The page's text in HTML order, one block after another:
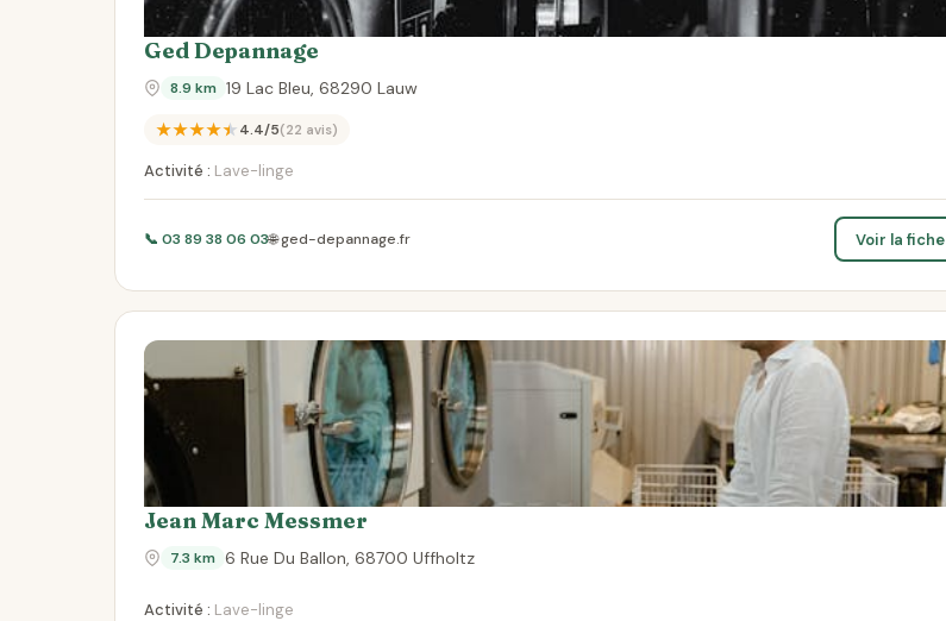
Ged Depannage
8.9 km 19 Lac Bleu, 68290 Lauw
★★★★★4.4/5(22 avis)
Activité : Lave-linge
📞 03 89 38 06 03🌐 ged-depannage.fr Voir la fiche
Jean Marc Messmer
7.3 km 6 Rue Du Ballon, 68700 Uffholtz
Activité : Lave-linge